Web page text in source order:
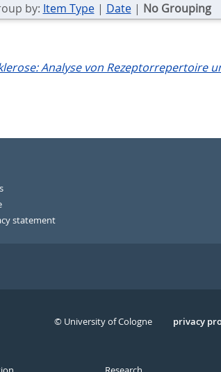
by: Item Type| Date| No Grouping
Analyse von Rezeptorrepertoire
statement
Serivce
privacy
© University of Cologne